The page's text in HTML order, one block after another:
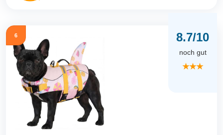
6 8.7/10
noch gut
★★★